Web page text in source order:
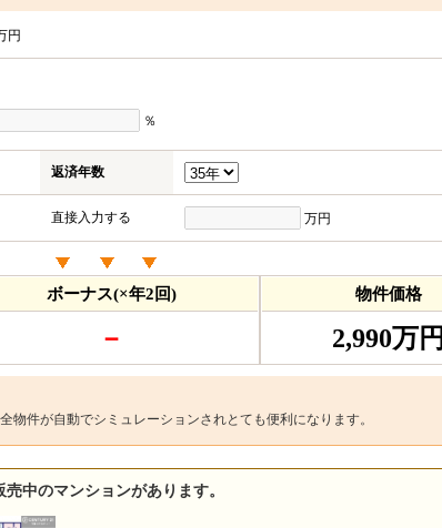
円
％
返済年数
直接入力する 万円
ボーナス(×年2回)
－
物件価格
2,990万円
物件が自動でシミュレーションされとても便利になります。
中のマンションがあります。